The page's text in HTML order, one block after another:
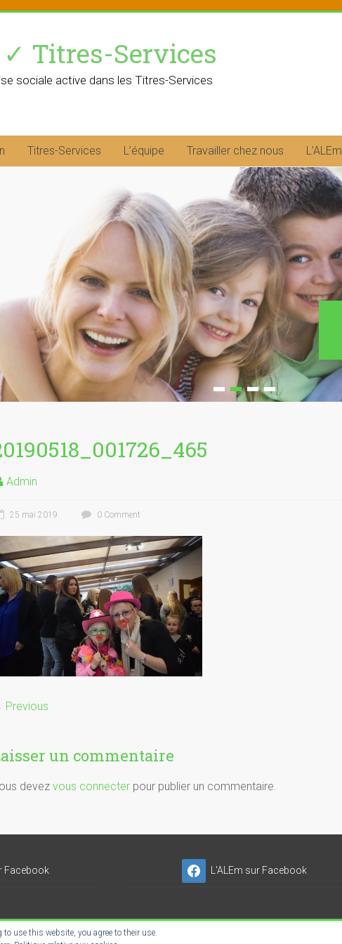
Titres-Services
sociale active dans les Titres-Services
Titres-Services L’équipe Travailler chez nous L’ALEm
Admin
25 mai 2019 0 Comment
Previous
un commentaire
devez vous connecter pour publier un commentaire.
Facebook L'ALEm sur Facebook
Services- INSER'NET SC-ES
use this website, you agree to their use.